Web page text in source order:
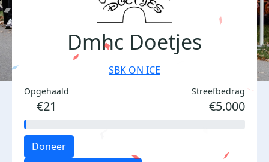
Dmhc Doetjes
SBK ON ICE
Opgehaald
€21
Streefbedrag
€5.000
Doneer